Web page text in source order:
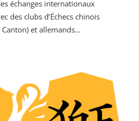
échanges internationaux
des clubs d’Échecs chinois
et allemands…